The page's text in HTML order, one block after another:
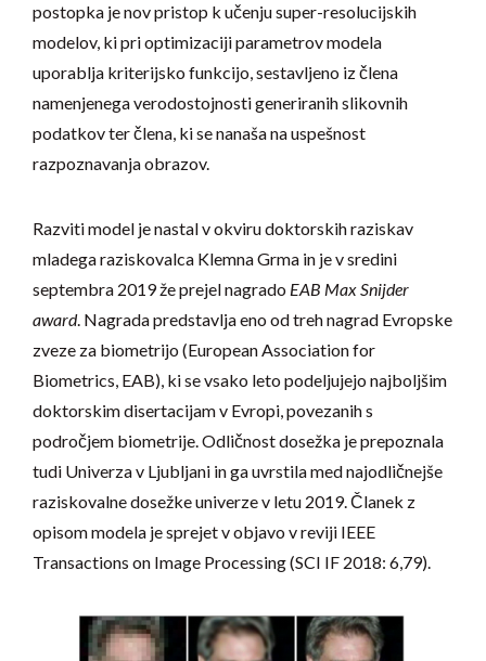
postopka je nov pristop k učenju super-resolucijskih
modelov, ki pri optimizaciji parametrov modela
uporablja kriterijsko funkcijo, sestavljeno iz člena
namenjenega verodostojnosti generiranih slikovnih
podatkov ter člena, ki se nanaša na uspešnost
razpoznavanja obrazov.
Razviti model je nastal v okviru doktorskih raziskav
mladega raziskovalca Klemna Grma in je v sredini
septembra 2019 že prejel nagrado EAB Max Snijder
award. Nagrada predstavlja eno od treh nagrad Evropske
zveze za biometrijo (European Association for
Biometrics, EAB), ki se vsako leto podeljujejo najboljšim
doktorskim disertacijam v Evropi, povezanih s
področjem biometrije. Odličnost dosežka je prepoznala
tudi Univerza v Ljubljani in ga uvrstila med najodličnejše
raziskovalne dosežke univerze v letu 2019. Članek z
opisom modela je sprejet v objavo v reviji IEEE
Transactions on Image Processing (SCI IF 2018: 6,79).